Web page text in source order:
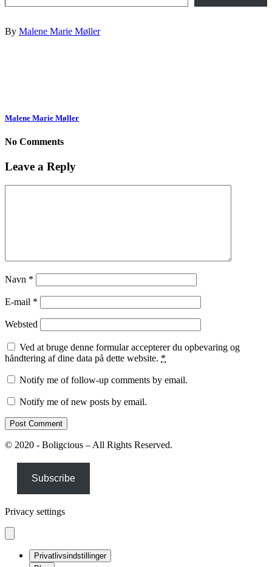
By Malene Marie Møller
Malene Marie Møller
No Comments
Leave a Reply
Navn *
E-mail *
Websted
Ved at bruge denne formular accepterer du opbevaring og
håndtering af dine data på dette website. *
Notify me of follow-up comments by email.
Notify me of new posts by email.
© 2020 - Boligcious – All Rights Reserved.
Subscribe
Privacy settings
Privatlivsindstillinger